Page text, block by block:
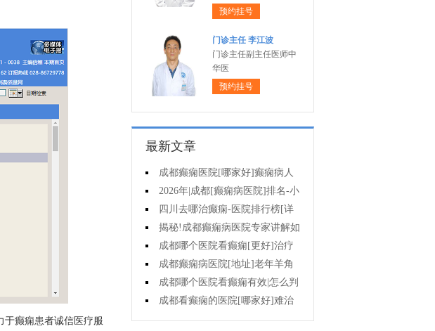
于癫痫患者诚信医疗服
预约挂号
门诊主任 李江波
门诊主任副主任医师中
华医
预约挂号
最新文章
成都癫痫医院[哪家好]癫痫病人
能活多久?
2026年|成都[癫痫病医院]排名-小
儿癫痫症状是什么?
四川去哪治癫痫-医院排行榜[详
细排名]儿童癫痫治疗要注意什么?
揭秘!成都癫痫病医院专家讲解如
何避免癫痫病的遗传给孩子?
成都哪个医院看癫痫[更好]治疗
癫痫的药物不良反应是什么?
成都癫痫病医院[地址]老年羊角
风心理怎么调整?
成都哪个医院看癫痫有效|怎么判
断癫痫有没有发作?
成都看癫痫的医院[哪家好]难治
性癫痫怎么治疗呢?